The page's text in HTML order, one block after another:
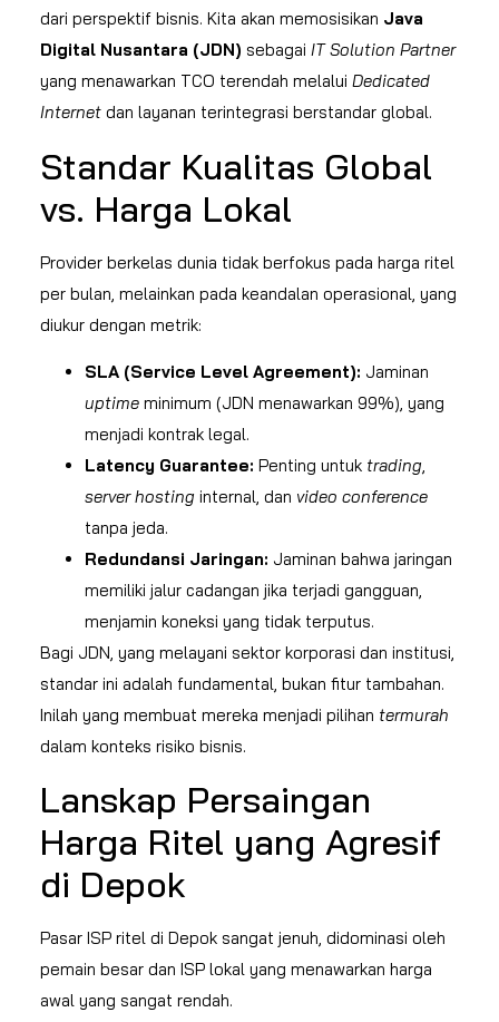
dari perspektif bisnis. Kita akan memosisikan Java
Digital Nusantara (JDN) sebagai IT Solution Partner
yang menawarkan TCO terendah melalui Dedicated
Internetdan layanan terintegrasi berstandar global.
Standar Kualitas Global
vs. Harga Lokal
Provider berkelas dunia tidak berfokus pada harga ritel
per bulan, melainkan pada keandalan operasional, yang
diukur dengan metrik:
SLA (Service Level Agreement): Jaminan
uptimeminimum (JDN menawarkan 99%), yang
menjadi kontrak legal.
Latency Guarantee: Penting untuk trading,
server hostinginternal, dan video conference
tanpa jeda.
Redundansi Jaringan: Jaminan bahwa jaringan
memiliki jalur cadangan jika terjadi gangguan,
menjamin koneksi yang tidak terputus.
Bagi JDN, yang melayani sektor korporasi dan institusi,
standar ini adalah fundamental, bukan fitur tambahan.
Inilah yang membuat mereka menjadi pilihan termurah
dalam konteks risiko bisnis.
Lanskap Persaingan
Harga Ritel yang Agresif
di Depok
Pasar ISP ritel di Depok sangat jenuh, didominasi oleh
pemain besar dan ISP lokal yang menawarkan harga
awal yang sangat rendah.